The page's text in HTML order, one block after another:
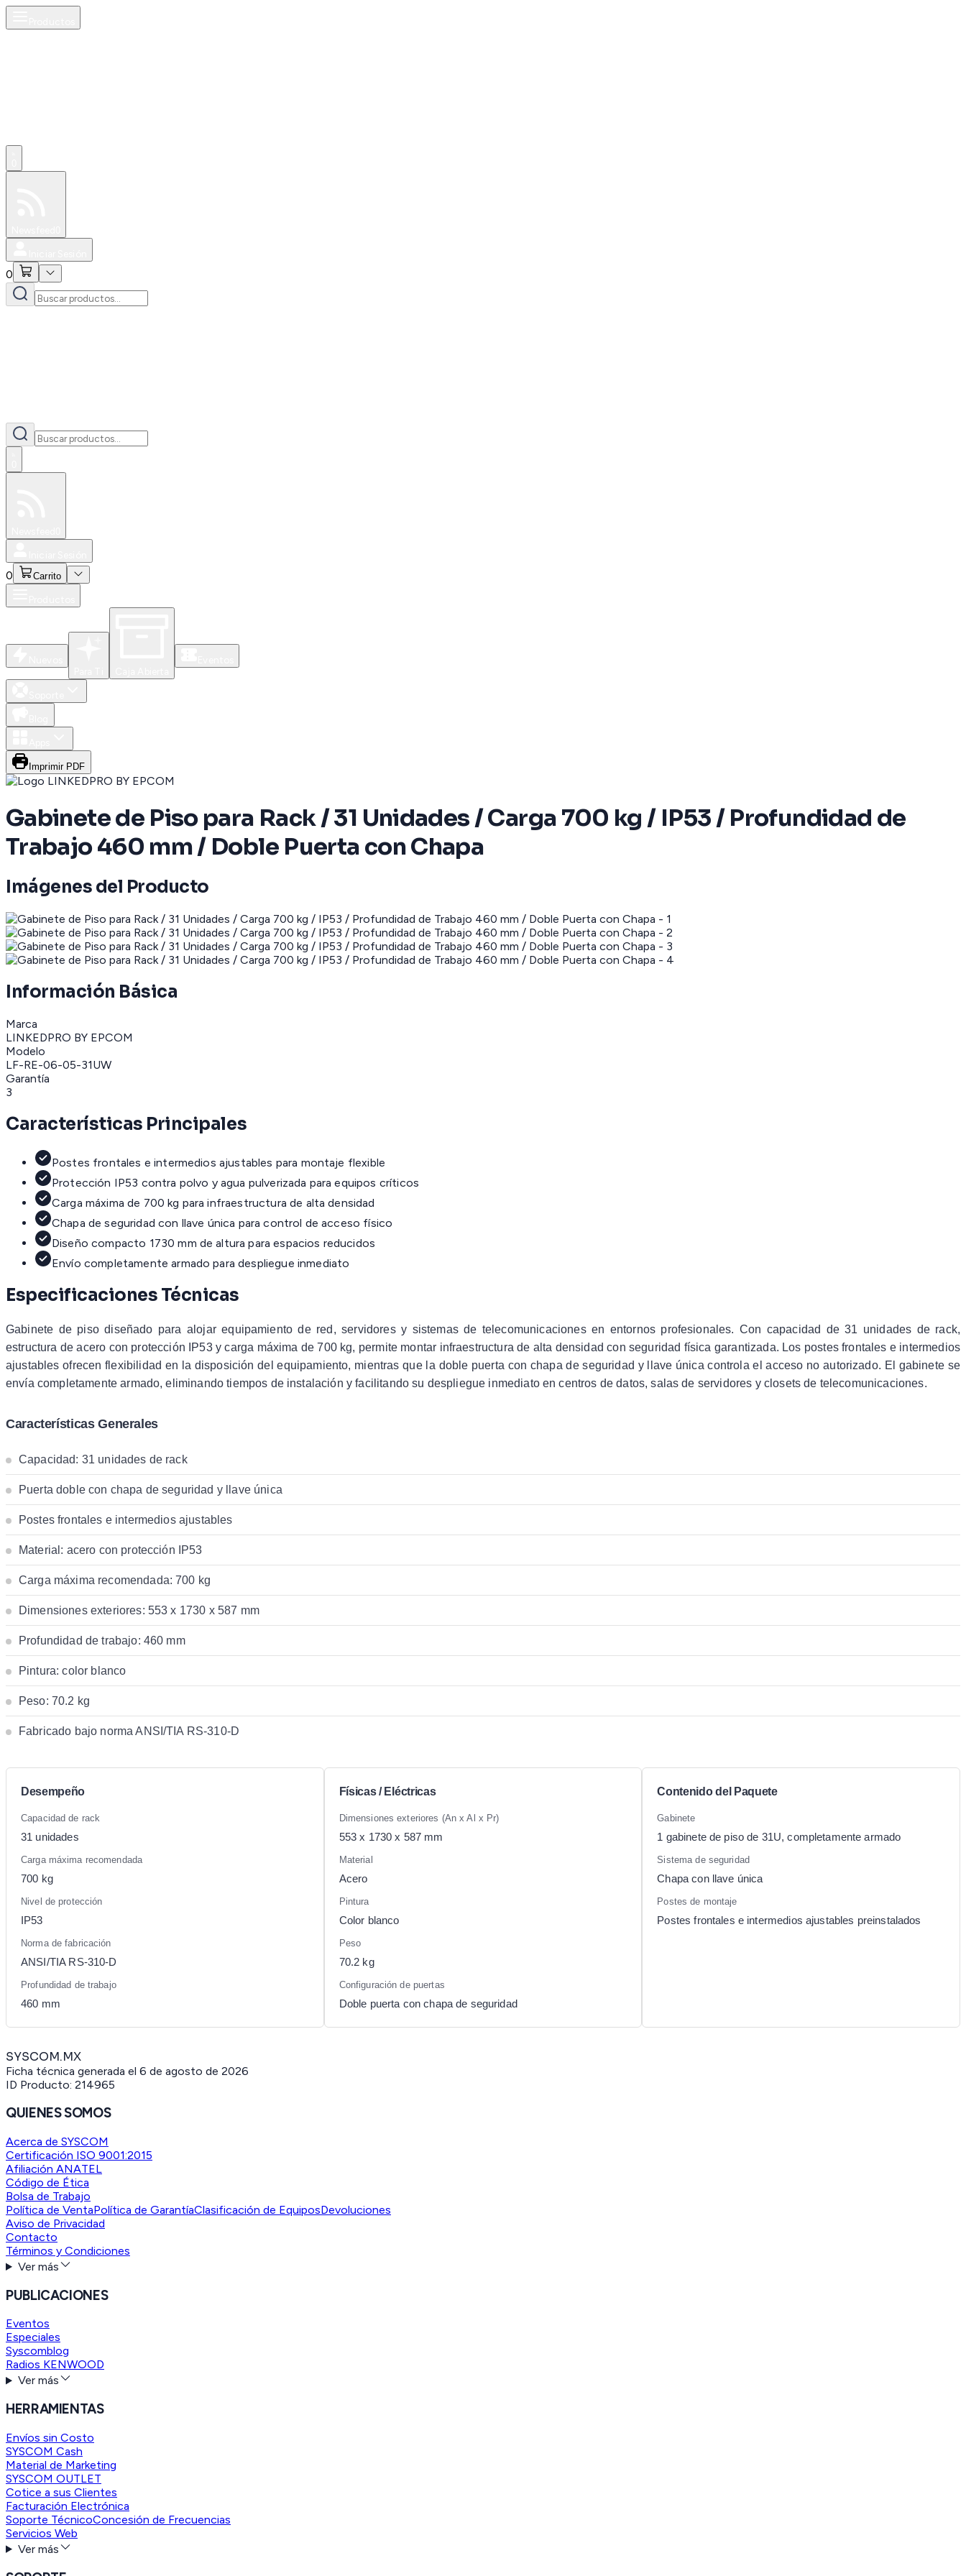
0
0 Carrito
Imprimir PDF
Gabinete de Piso para Rack / 31 Unidades / Carga 700 kg / IP53 / Profundidad de
Trabajo 460 mm / Doble Puerta con Chapa
Imágenes del Producto
Información Básica
Marca
LINKEDPRO BY EPCOM
Modelo
LF-RE-06-05-31UW
Garantía
3
Características Principales
Postes frontales e intermedios ajustables para montaje flexible
Protección IP53 contra polvo y agua pulverizada para equipos críticos
Carga máxima de 700 kg para infraestructura de alta densidad
Chapa de seguridad con llave única para control de acceso físico
Diseño compacto 1730 mm de altura para espacios reducidos
Envío completamente armado para despliegue inmediato
Especificaciones Técnicas
Gabinete de piso diseñado para alojar equipamiento de red, servidores y sistemas de telecomunicaciones en entornos profesionales. Con capacidad de 31 unidades de rack,
estructura de acero con protección IP53 y carga máxima de 700 kg, permite montar infraestructura de alta densidad con seguridad física garantizada. Los postes frontales e intermedios
ajustables ofrecen flexibilidad en la disposición del equipamiento, mientras que la doble puerta con chapa de seguridad y llave única controla el acceso no autorizado. El gabinete se
envía completamente armado, eliminando tiempos de instalación y facilitando su despliegue inmediato en centros de datos, salas de servidores y closets de telecomunicaciones.
Características Generales
Capacidad: 31 unidades de rack
Puerta doble con chapa de seguridad y llave única
Postes frontales e intermedios ajustables
Material: acero con protección IP53
Carga máxima recomendada: 700 kg
Dimensiones exteriores: 553 x 1730 x 587 mm
Profundidad de trabajo: 460 mm
Pintura: color blanco
Peso: 70.2 kg
Fabricado bajo norma ANSI/TIA RS-310-D
Desempeño
Capacidad de rack
31 unidades
Carga máxima recomendada
700 kg
Nivel de protección
IP53
Norma de fabricación
ANSI/TIA RS-310-D
Profundidad de trabajo
460 mm
Físicas / Eléctricas
Dimensiones exteriores (An x Al x Pr)
553 x 1730 x 587 mm
Material
Acero
Pintura
Color blanco
Peso
70.2 kg
Configuración de puertas
Doble puerta con chapa de seguridad
Contenido del Paquete
Gabinete
1 gabinete de piso de 31U, completamente armado
Sistema de seguridad
Chapa con llave única
Postes de montaje
Postes frontales e intermedios ajustables preinstalados
SYSCOM.MX
Ficha técnica generada el 6 de agosto de 2026
ID Producto: 214965
QUIENES SOMOS
Acerca de SYSCOM
Certificación ISO 9001:2015
Afiliación ANATEL
Código de Ética
Bolsa de Trabajo
Política de VentaPolítica de GarantíaClasificación de EquiposDevoluciones
Aviso de Privacidad
Contacto
Términos y Condiciones
Ver más
PUBLICACIONES
Eventos
Especiales
Syscomblog
Radios KENWOOD
Ver más
HERRAMIENTAS
Envíos sin Costo
SYSCOM Cash
Material de Marketing
SYSCOM OUTLET
Cotice a sus Clientes
Facturación Electrónica
Soporte TécnicoConcesión de Frecuencias
Servicios Web
Ver más